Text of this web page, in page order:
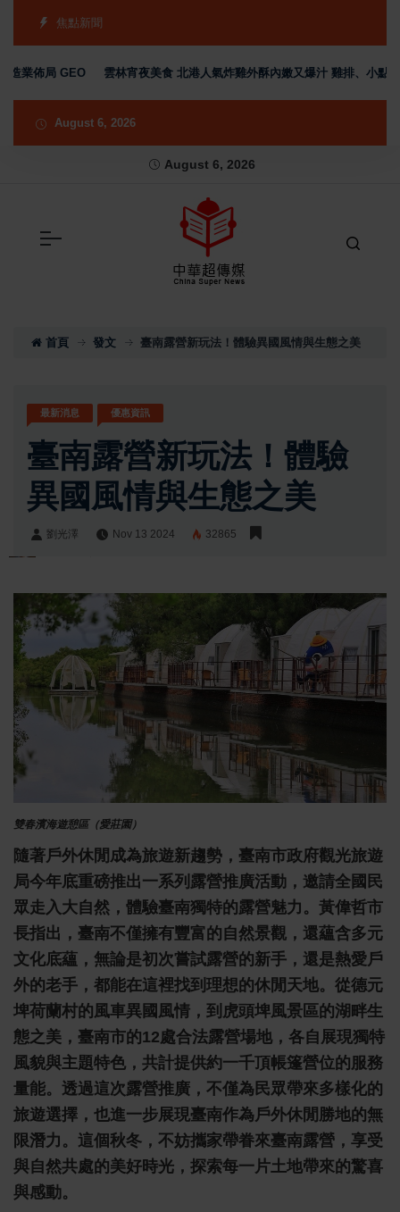
焦點新聞
佈局 GEO 雲林宵夜美食 北港人氣炸雞外酥內嫩又爆汁 雞排、小點、飲品
August 6, 2026
August 6, 2026
首頁 發文 臺南露營新玩法！體驗異國風情與生態之美
最新消息 優惠資訊
臺南露營新玩法！體驗
異國風情與生態之美
劉光澤 Nov 13 2024 32865
雙春濱海遊憩區（愛莊園）
隨著戶外休閒成為旅遊新趨勢，臺南市政府觀光旅遊
局今年底重磅推出一系列露營推廣活動，邀請全國民
眾走入大自然，體驗臺南獨特的露營魅力。 黃偉哲市
長指出，臺南不僅擁有豐富的自然景觀，還蘊含多元
文化底蘊，無論是初次嘗試露營的新手，還是熱愛戶
外的老手，都能在這裡找到理想的休閒天地。從德元
埤荷蘭村的風車異國風情，到虎頭埤風景區的湖畔生
態之美，臺南市的12處合法露營場地，各自展現獨特
風貌與主題特色，共計提供約一千頂帳篷營位的服務
量能。透過這次露營推廣，不僅為民眾帶來多樣化的
旅遊選擇，也進一步展現臺南作為戶外休閒勝地的無
限潛力。這個秋冬，不妨攜家帶眷來臺南露營，享受
與自然共處的美好時光，探索每一片土地帶來的驚喜
與感動。